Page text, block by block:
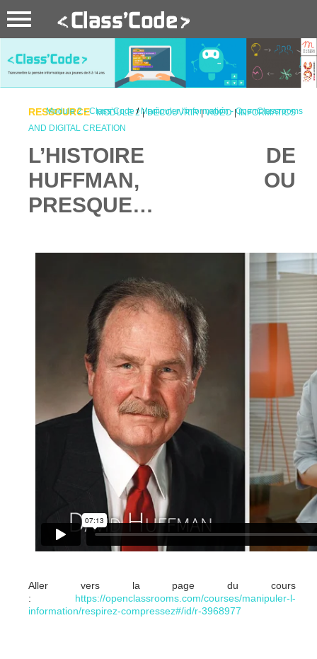
Module 2 - Class’Code/ Manipuler l'information - OpenClassrooms
RESSOURCE MODULE 2 |DÉCOUVRIR|VIDÉO|INFORMATICS
AND DIGITAL CREATION
L’HISTOIRE DE
HUFFMAN, OU
PRESQUE…
Aller vers la page du cours
: https://openclassrooms.com/courses/manipuler-l-
information/respirez-compressez#/id/r-3968977